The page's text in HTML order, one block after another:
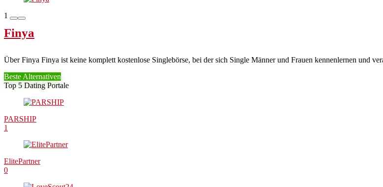
1
Finya
Über Finya Finya ist keine komplett kostenlose Singlebörse, bei der sich Single Männer und Frauen kennenlernen und
Beste Alternativen
Top 5 Dating Portale
PARSHIP
1
ElitePartner
0